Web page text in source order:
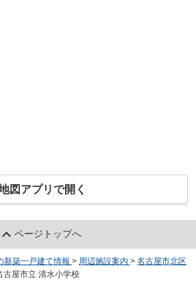
図アプリで開く
ページトップへ
新築一戸建て情報 > 周辺施設案内 > 名古屋市北区
古屋市立 清水小学校